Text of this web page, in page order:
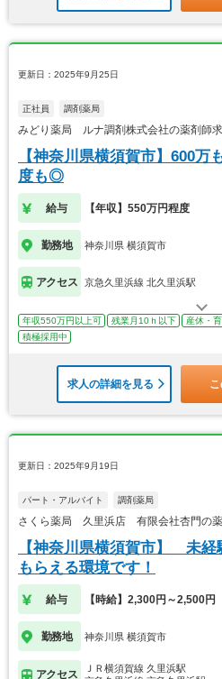
更新日：2025年9月25日
正社員 調剤薬局
みどり薬局 ルナ調剤株式会社の薬剤師
【神奈川県横須賀市】600万
度も◎
給与 【年収】550万円程度
勤務地 神奈川県 横須賀市
アクセス 京急久里浜線 北久里浜駅
年収550万円以上可 残業月10ｈ以下 産休・
積極採用中
求人の詳細を見る
更新日：2025年9月19日
パート・アルバイト 調剤薬局
さくら薬局 久里浜店 有限会社杏門の薬
【神奈川県横須賀市】 未経
もらえる環境です！
給与 【時給】2,300円～2,500円
勤務地 神奈川県 横須賀市
アクセス
ＪＲ横須賀線 久里浜駅